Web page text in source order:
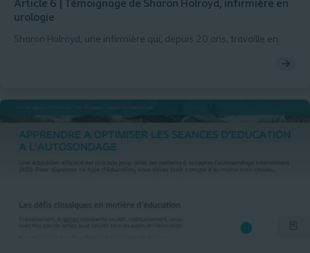
Article 6 | Témoignage de Sharon Holroyd, infirmière en
urologie
Sharon Holroyd, une infirmière qui, depuis 20 ans, travaille en
part de son expérience patients dans l'acceptation de la pratique